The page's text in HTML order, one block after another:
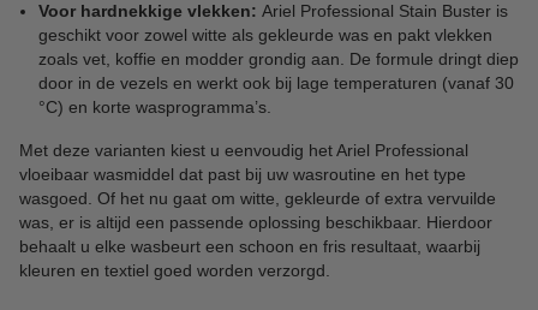
Voor hardnekkige vlekken: Ariel Professional Stain Buster is
geschikt voor zowel witte als gekleurde was en pakt vlekken
zoals vet, koffie en modder grondig aan. De formule dringt diep
door in de vezels en werkt ook bij lage temperaturen (vanaf 30
°C) en korte wasprogramma’s.
Met deze varianten kiest u eenvoudig het Ariel Professional
vloeibaar wasmiddel dat past bij uw wasroutine en het type
wasgoed. Of het nu gaat om witte, gekleurde of extra vervuilde
was, er is altijd een passende oplossing beschikbaar. Hierdoor
behaalt u elke wasbeurt een schoon en fris resultaat, waarbij
kleuren en textiel goed worden verzorgd.